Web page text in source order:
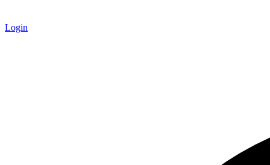
Login